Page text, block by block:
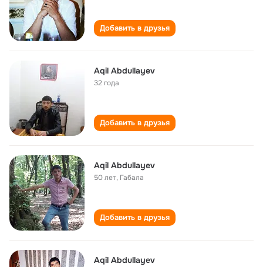
Добавить в друзья
Aqil Abdullayev
32 года
Добавить в друзья
Aqil Abdullayev
50 лет, Габала
Добавить в друзья
Aqil Abdullayev